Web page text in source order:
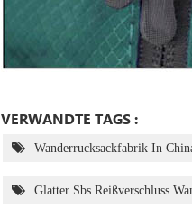
VERWANDTE TAGS :
Wanderrucksackfabrik In
Glatter Sbs Reißverschluss